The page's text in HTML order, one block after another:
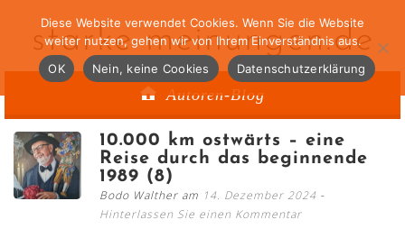
starke-meinungen.de
Autoren-Blog
10.000 km ostwärts – eine
Reise durch das beginnende
1989 (8)
Bodo Walther am 14. Dezember 2024
Hinterlassen Sie einen Kommentar
Diese Website verwendet Cookies. Wenn Sie die Website
weiter nutzen, gehen wir von Ihrem Einverständnis aus.
OK
Nein, keine Cookies Datenschutzerklärung